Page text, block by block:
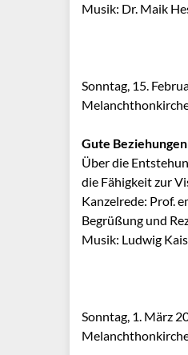
Musik: Dr. Maik
Sonntag, 15.
Gute Beziehungen
Über die
die Fähigkeit zur
Kanzelrede: Prof.
Begrüßung und
Musik: Ludwig
Sonntag, 1. März